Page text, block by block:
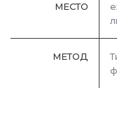
МЕСТО
МЕТОД